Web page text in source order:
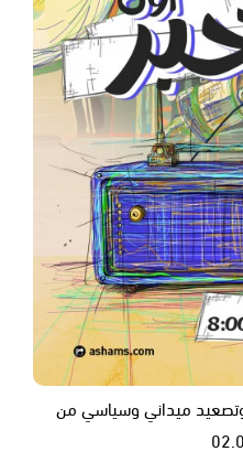
وتصعيد ميداني وسياسي من